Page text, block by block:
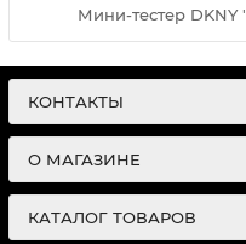
Мини-тестер DKNY
КОНТАКТЫ
О МАГАЗИНЕ
КАТАЛОГ ТОВАРОВ